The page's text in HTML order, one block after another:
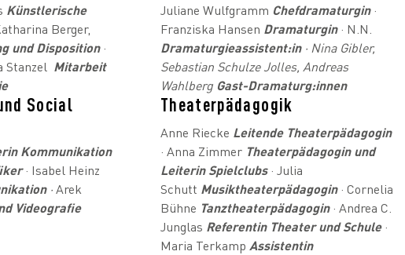
Künstlerische
Berger,
und Disposition·
Stanzel Mitarbeit
Juliane Wulfgramm Chefdramaturgin·
Franziska Hansen Dramaturgin · N.N.
Dramaturgieassistent:in· Nina Gibler,
Sebastian Schulze Jolles, Andreas
Wahlberg Gast-Dramaturg:innen
Social
Kommunikation
· Isabel Heinz
·Arek
Videografie
Theaterpädagogik
Anne Riecke Leitende Theaterpädagogin
· Anna Zimmer Theaterpädagogin und
Leiterin Spielclubs· Julia
Schutt Musiktheaterpädagogin· Cornelia
Bühne Tanztheaterpädagogin· Andrea C.
Junglas Referentin Theater und Schule·
Maria Terkamp Assistentin